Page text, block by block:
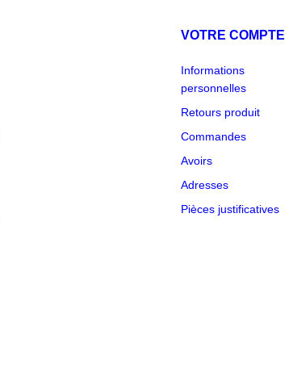
VOTRE COMPTE
Informations
personnelles
Retours produit
Commandes
Avoirs
Adresses
Pièces justificatives